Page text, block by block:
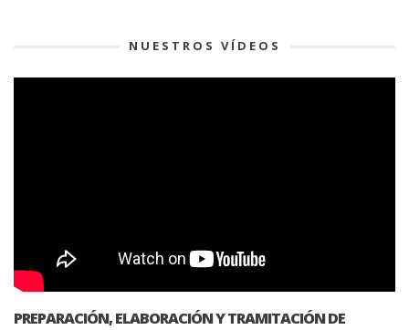
NUESTROS VÍDEOS
PREPARACIÓN, ELABORACIÓN Y TRAMITACIÓN DE